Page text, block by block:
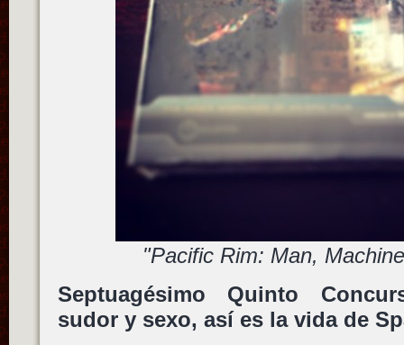
"Pacific Rim: Man,
Septuagésimo Quinto
sudor y sexo, así es la vida de